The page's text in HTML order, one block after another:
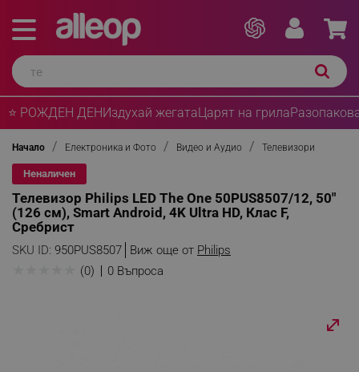
⭐ РОЖДЕН ДЕНИздухай жегатаЦарят на грила
Начало Електроника и Фото Видео и Аудио Телевизори
Неналичен
Телевизор Philips LED The One 50PUS8507/12, 50"
(126 см), Smart Android, 4K Ultra HD, Клас F,
Сребрист
SKU ID: 950PUS8507 Виж още от Philips
(0) 0 Въпроса